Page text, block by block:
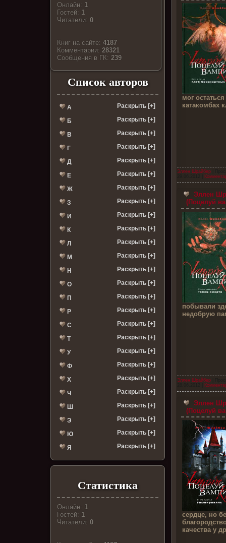
Онлайн: 1
Гостей: 1
Читатели:0
Книг на сайте:4187
Комментарии:28321
Cообщения в ГК:239
Список авторов
А Раскрыть [+]
Б Раскрыть [+]
В Раскрыть [+]
Г Раскрыть [+]
Д Раскрыть [+]
Е Раскрыть [+]
Ж Раскрыть [+]
З Раскрыть [+]
И Раскрыть [+]
К Раскрыть [+]
Л Раскрыть [+]
М Раскрыть [+]
Н Раскрыть [+]
О Раскрыть [+]
П Раскрыть [+]
Р Раскрыть [+]
С Раскрыть [+]
Т Раскрыть [+]
У Раскрыть [+]
Ф Раскрыть [+]
Х Раскрыть [+]
Ч Раскрыть [+]
Ш Раскрыть [+]
Э Раскрыть [+]
Ю Раскрыть [+]
Я Раскрыть [+]
Статистика
Онлайн: 1
Гостей: 1
Читатели:0
мог
катакомбах
Эллен Шрайбер
Эллен
(Поцелуй
побывали
недобрую
Эллен Шрайбер
Эллен
(Поцелуй
сердце, но
качества у